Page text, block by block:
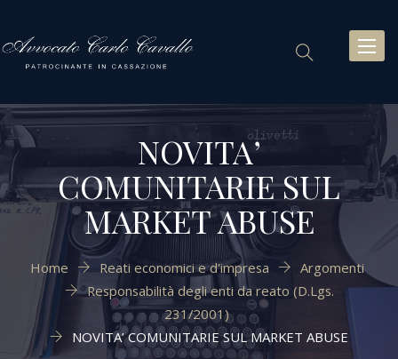
NOVITA’
COMUNITARIE SUL
MARKET ABUSE
Home Reati economici e d'impresa
Argomenti
Responsabilità degli enti da reato (D.Lgs.
231/2001)
NOVITA’ COMUNITARIE SUL MARKET ABUSE